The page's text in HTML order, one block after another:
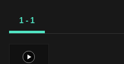
道長相酷似小新的王子也遭白蛇
1 - 1
1